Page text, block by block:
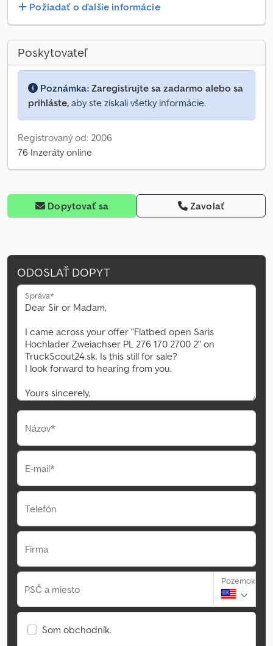
Požiadať o ďalšie informácie
Poskytovateľ
Poznámka: Zaregistrujte sa zadarmo alebo sa
prihláste, aby ste získali všetky informácie.
Registrovaný od: 2006
76 Inzeráty online
Dopytovať sa Zavolať
ODOSLAŤ DOPYT
Správa*
Názov*
E-mail*
Telefón
Firma
PSČ a miesto
Pozemok
Som obchodník.